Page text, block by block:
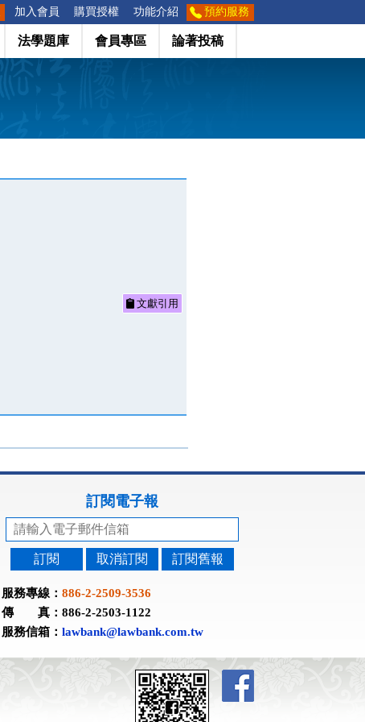
加入會員 購買授權 功能介紹 預約服務
法學題庫 會員專區 論著投稿
文獻引用
訂閱電子報
訂閱 取消訂閱 訂閱舊報
服務專線： 886-2-2509-3536
傳 真：886-2-2503-1122
服務信箱： lawbank@lawbank.com.tw